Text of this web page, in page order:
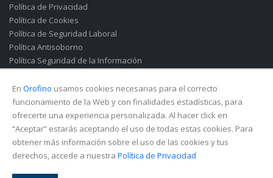
Política de Privacidad
Política de Cookies
Política de Seguridad Laboral
Política Antisoborno
Política Seguridad de la Información
En Orofino usamos cookies necesarias para el correcto
funcionamiento de la Web y con finalidades estadísticas, para
ofrecerte una experiencia personalizada. Al hacer click en
“Aceptar” estarás aceptando el uso de todas estas cookies. Para
obtener más información sobre el uso de las cookies y tus
derechos, accede a nuestra Política de Privacidad